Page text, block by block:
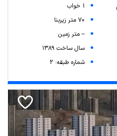
1 خواب
70 متر زیربنا
-- متر زمین
سال ساخت 1389
شماره طبقه: 2